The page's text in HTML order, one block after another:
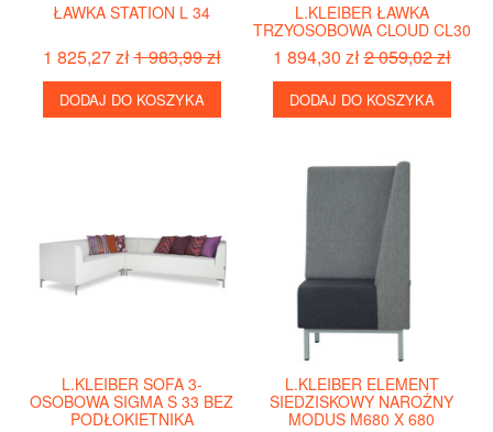
ŁAWKA STATION L 34
1 825,27 zł1 983,99 zł
DODAJ DO KOSZYKA
L.KLEIBER ŁAWKA
TRZYOSOBOWA CLOUD CL30
1 894,30 zł2 059,02 zł
DODAJ DO KOSZYKA
L.KLEIBER SOFA 3-
OSOBOWA SIGMA S 33 BEZ
PODŁOKIETNIKA
L.KLEIBER ELEMENT
SIEDZISKOWY NAROŻNY
MODUS M680 X 680